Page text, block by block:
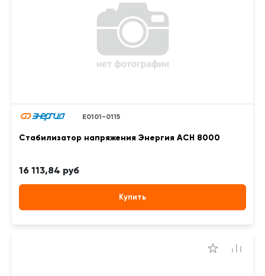
Е0101-0115
Стабилизатор напряжения Энергия АСН 8000
16 113,84 руб
Купить